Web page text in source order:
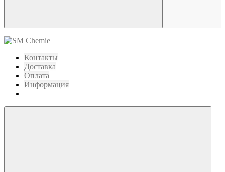
Контакты
Доставка
Оплата
Информация